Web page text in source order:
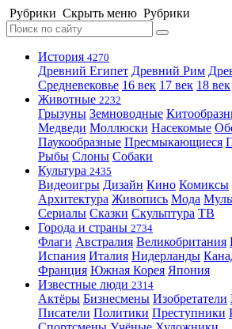
Рубрики Скрыть меню Рубрики
История 4270
Древний Египет Древний Рим
Средневековье 16 век 17 век 18 век
Животные 2232
Грызуны Земноводные
Медведи Моллюски Насекомые
Паукообразные Пресмыкающиеся
Рыбы Слоны Собаки
Культура 2435
Видеоигры Дизайн Кино Комиксы
Архитектура Живопись Мода
Сериалы Сказки Скульптура ТВ
Города и страны 2734
Флаги Австралия Великобритания
Испания Италия Нидерланды
Франция Южная Корея Япония
Известные люди 2314
Актёры Бизнесмены Изобретатели
Писатели Политики Преступники